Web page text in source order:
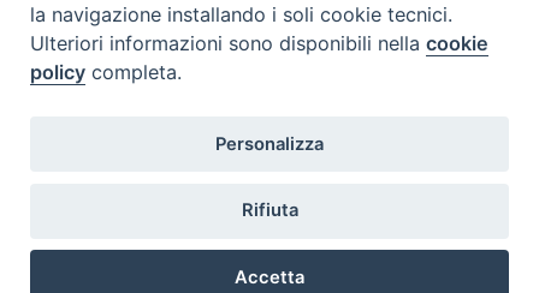
Zoccali” – Reggio Calabria
la navigazione installando i soli cookie tecnici.
Ulteriori informazioni sono disponibili nellacookie
policy completa.
Personalizza
Rifiuta
Accetta